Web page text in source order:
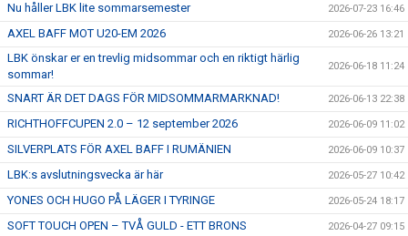
SKÅNESERIEN
LBKS VÄRDEGRUNDER
LBKS JUBILEUMSBOK
ÅNGERRÄTT
Nu håller LBK lite sommarsemester 2026-07-23 16:46
AXEL BAFF MOT U20-EM 2026 2026-06-26 13:21
LBK önskar er en trevlig midsommar och en riktigt härlig
sommar!
2026-06-18 11:24
SNART ÄR DET DAGS FÖR MIDSOMMARMARKNAD! 2026-06-13 22:38
RICHTHOFFCUPEN 2.0 – 12 september 2026 2026-06-09 11:02
SILVERPLATS FÖR AXEL BAFF I RUMÄNIEN 2026-06-09 10:37
LBK:s avslutningsvecka är här 2026-05-27 10:42
YONES OCH HUGO PÅ LÄGER I TYRINGE 2026-05-24 18:17
SOFT TOUCH OPEN – TVÅ GULD - ETT BRONS 2026-04-27 09:15